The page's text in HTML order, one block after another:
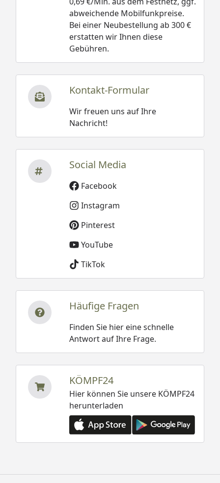
abweichende Mobilfunkpreise.
Bei einer Neubestellung ab 300 €
erstatten wir Ihnen diese
Gebühren.
Kontakt-Formular
Wir freuen uns auf Ihre
Nachricht!
Social Media
Facebook
Instagram
Pinterest
YouTube
TikTok
Häufige Fragen
Finden Sie hier eine schnelle
Antwort auf Ihre Frage.
KÖMPF24
Hier können Sie unsere KÖMPF24
herunterladen